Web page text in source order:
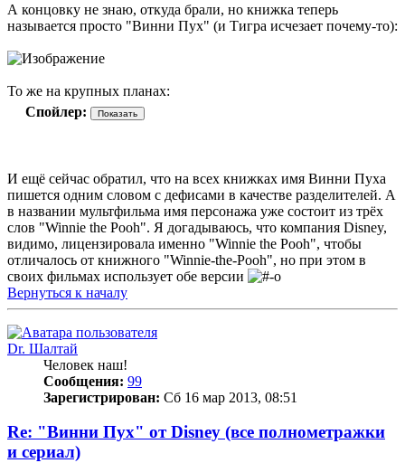
А концовку не знаю, откуда брали, но книжка теперь
называется просто "Винни Пух" (и Тигра исчезает почему-то):
То же на крупных планах:
Спойлер:
И ещё сейчас обратил, что на всех книжках имя Винни Пуха
пишется одним словом с дефисами в качестве разделителей. А
в названии мультфильма имя персонажа уже состоит из трёх
слов "Winnie the Pooh". Я догадываюсь, что компания Disney,
видимо, лицензировала именно "Winnie the Pooh", чтобы
отличалось от книжного "Winnie-the-Pooh", но при этом в
своих фильмах использует обе версии
Вернуться к началу
Dr. Шалтай
Человек наш!
Сообщения: 99
Зарегистрирован: Сб 16 мар 2013, 08:51
Re: "Винни Пух" от Disney (все полнометражки
и сериал)